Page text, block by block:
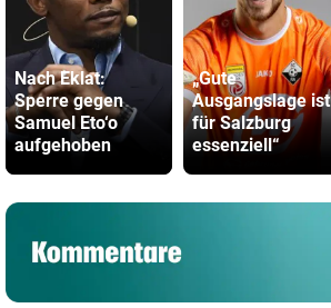
Nach Eklat:
Sperre gegen
Samuel Eto‘o
aufgehoben
„Gute
Ausgangslage ist
für Salzburg
essenziell“